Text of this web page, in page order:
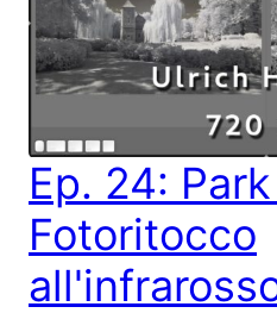
Ep. 24:
Fotoritocco